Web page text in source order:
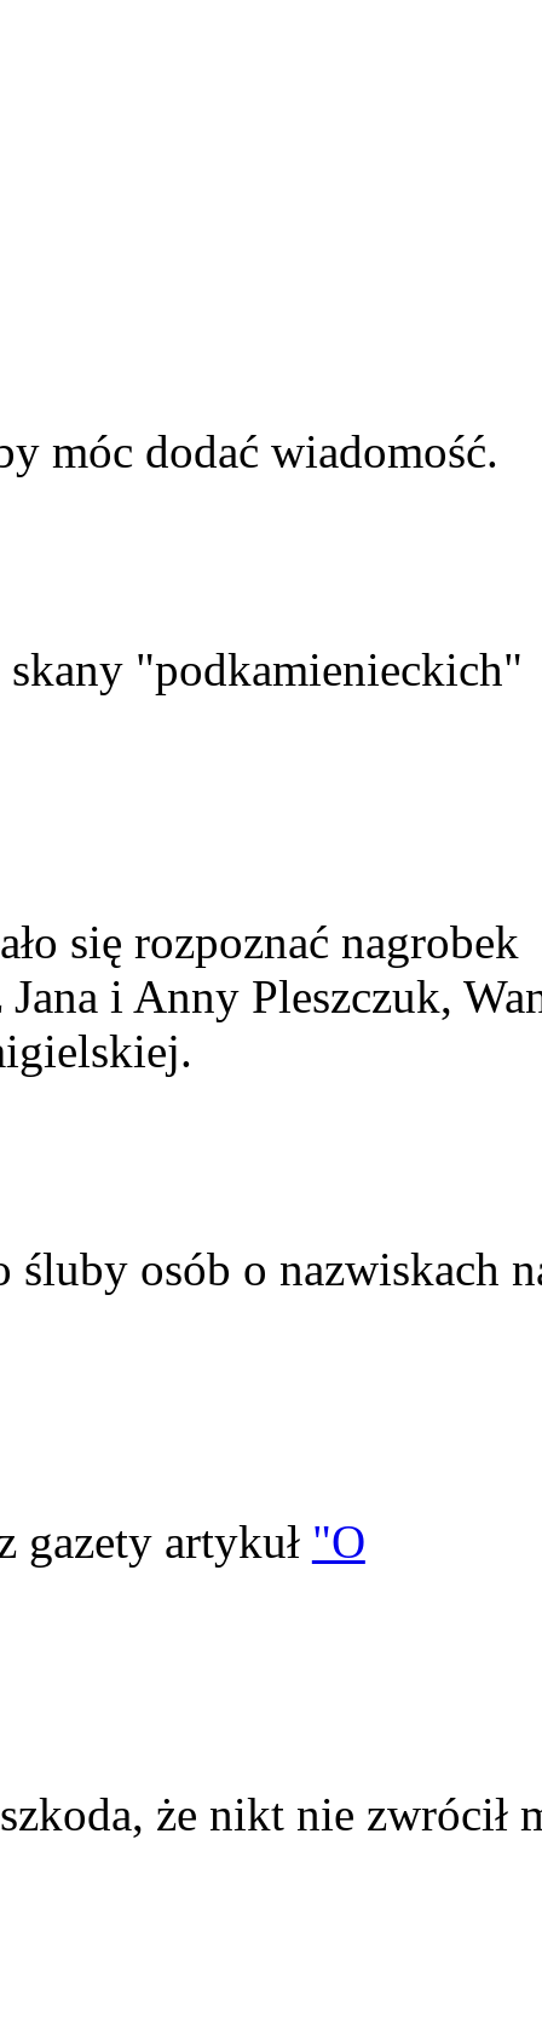
móc dodać wiadomość.
"podkamienieckich"
się rozpoznać nagrobek
i Anny Pleszczuk,
śluby osób o nazwiskach
gazety artykuł "O
że nikt nie zwrócił